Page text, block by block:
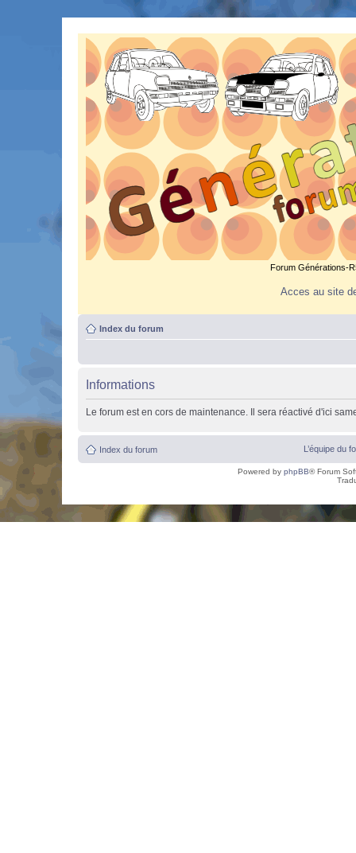
Forum Générations-
Acces au site
Index du forum
Informations
Le forum est en cors de maintenance. Il sera réactivé d'ici
Index du forum L’équipe du
Powered by phpBB® Forum